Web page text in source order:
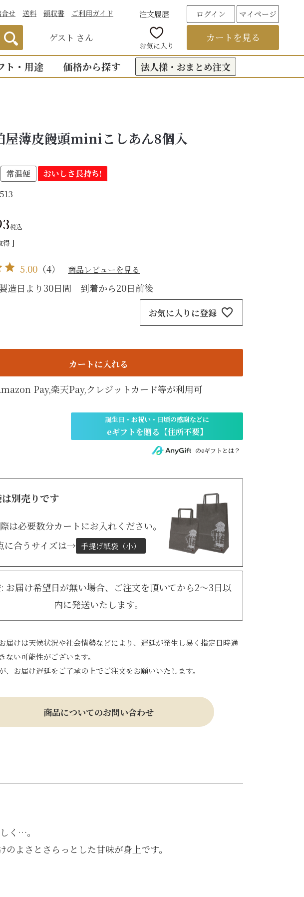
せ 送料 領収書 ご利用ガイド
ゲスト さん
注文履歴 ログイン マイページ
お気に入り
カートを見る
こし・つぶ1個ずつ
詰合せ16個入
こし・つぶ各8個
み】贈答・薄皮饅頭
ト・用途
法事・法要のお返し（引き出物）
価格から探す
3,000円台の贈りもの
5,000円台の贈りもの
検索
法人様・おまとめ注文
屋薄皮饅頭miniこしあん8個入
常温便 おいしさ長持ち!
税込
得 ]
5.00 （4） 商品レビューを見る
造日より30日間 到着から20日前後
お気に入りに登録
カートに入れる
Pay,楽天Pay,クレジットカード等が利用可
のeギフトとは？
別売りです
は必要数分カートにお入れください。
に合うサイズは→ 手提げ紙袋（小）
お届け希望日が無い場合、ご注文を頂いてから2～3日以
内に発送いたします。
届けは天候状況や社会情勢などにより、遅延が発生し易く指定日時通
ない可能性がございます。
、お届け遅延をご了承の上でご注文をお願いいたします。
商品についてのお問い合わせ
く…。
よさとさらっとした甘味が身上です。